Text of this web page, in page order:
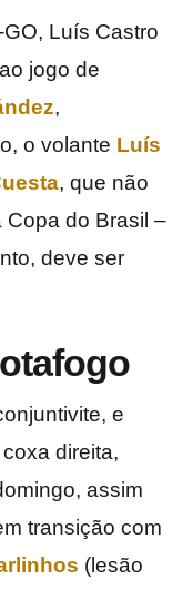
Luís Castro
jogo de
,
o volante Luís
, que não
Copa do Brasil –
deve ser
e
direita,
assim
transição com
(lesão